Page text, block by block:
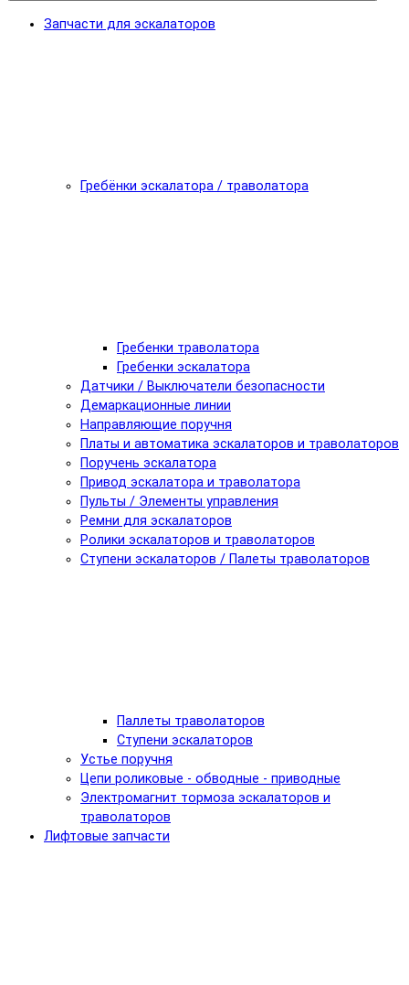
Запчасти для эскалаторов
Гребёнки эскалатора / траволатора
Гребенки траволатора
Гребенки эскалатора
Датчики / Выключатели безопасности
Демаркационные линии
Направляющие поручня
Платы и автоматика эскалаторов и траволаторов
Поручень эскалатора
Привод эскалатора и траволатора
Пульты / Элементы управления
Ремни для эскалаторов
Ролики эскалаторов и траволаторов
Ступени эскалаторов / Палеты траволаторов
Паллеты траволаторов
Ступени эскалаторов
Устье поручня
Цепи роликовые - обводные - приводные
Электромагнит тормоза эскалаторов и
траволаторов
Лифтовые запчасти